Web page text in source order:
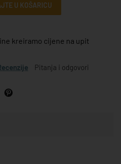
U KOŠARICU
kreiramo cijene na upit
Pitanja i odgovori